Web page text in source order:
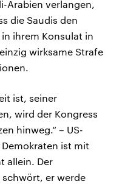
Arabien verlangen,
die Saudis den
ihrem Konsulat in
wirksame Strafe
ist, seiner
wird der Kongress
hinweg.“ – US-
ist mit
allein. Der
schwört, er werde